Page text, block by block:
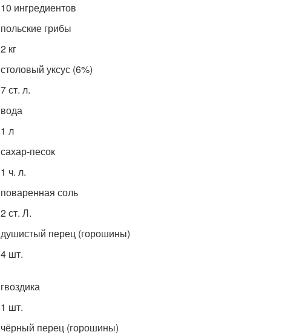
10 ингредиентов
польские грибы
2 кг
столовый уксус (6%)
7 ст. л.
вода
1 л
сахар-песок
1 ч. л.
поваренная соль
2 ст. Л.
душистый перец (горошины)
4 шт.
гвоздика
1 шт.
чёрный перец (горошины)